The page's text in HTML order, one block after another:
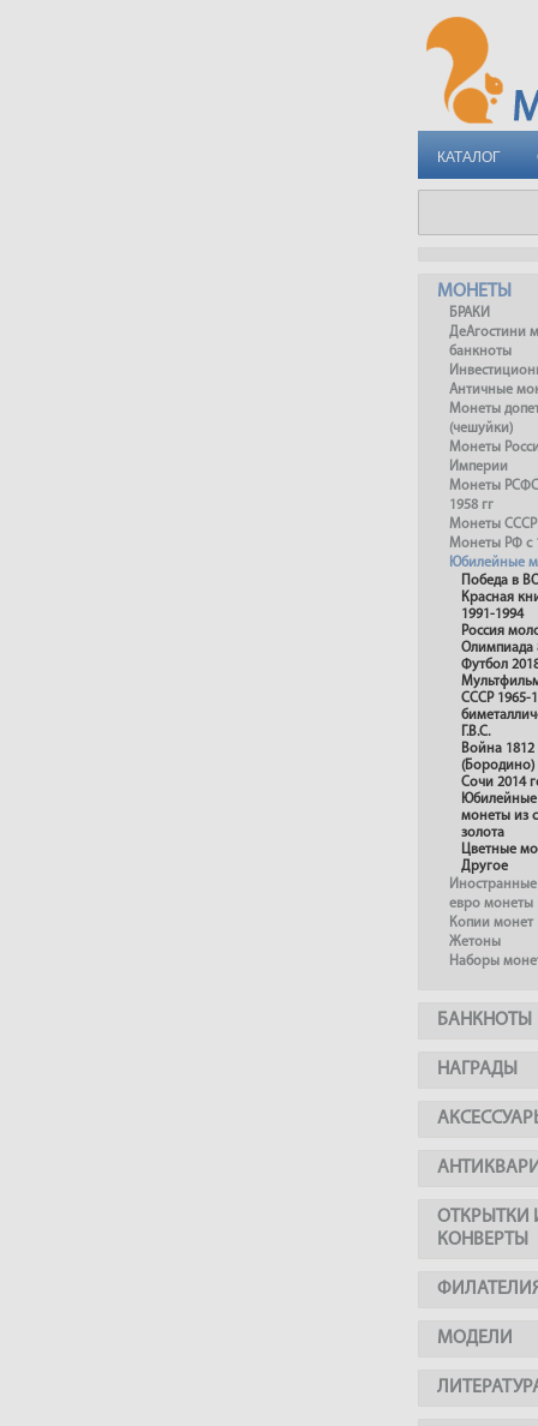
КАТАЛОГ
МОНЕТЫ
БРАКИ
ДеАгостини
банкноты
Античные
Монеты
(чешуйки)
Монеты
Империи
Монеты
1958 гг
Монеты СССР
Монеты РФ с
Юбилейные
Победа в
Красная
1991-1994
Россия
Олимпиада
Футбол
СССР 1965-
Г.В.С.
Война 1812
(Бородино)
Сочи 2014
монеты из
золота
Цветные
Другое
евро монеты
Копии монет
Жетоны
Наборы
БАНКНОТЫ
НАГРАДЫ
ОТКРЫТКИ
КОНВЕРТЫ
МОДЕЛИ